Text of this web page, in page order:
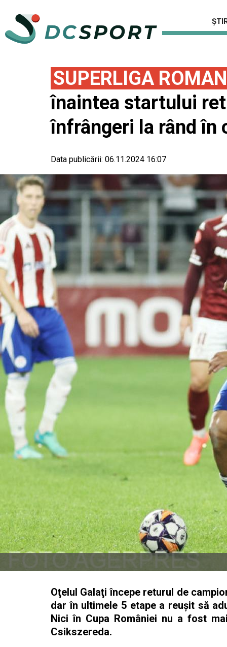
SUPERLIGA
înaintea startului
înfrângeri la rând în
Data publicării: 06.11.2024 16:07
Oţelul Galaţi începe returul de
dar în ultimele 5 etape a reuşit să
Nici în Cupa României nu a fost
Csikszereda.